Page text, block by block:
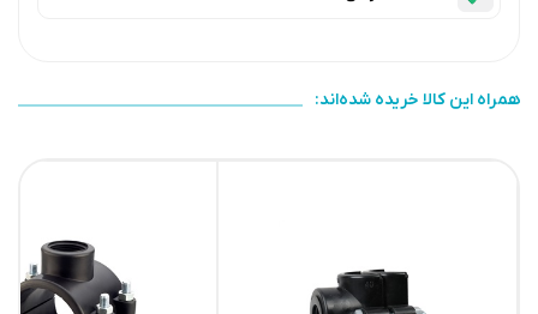
همراه این کالا خریده شده‌اند: